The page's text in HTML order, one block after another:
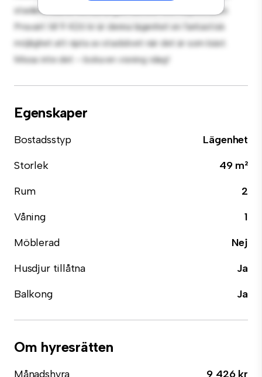
stadens bästa restauranger, butiker och nöjesställen.
Prisvärt till 9 426 kr är denna lägenhet en fantastisk
möjlighet att njuta av stadslivet när det är som bäst.
Missa inte det – boka en visning idag!
Egenskaper
Bostadsstyp
Lägenhet
Storlek
49 m²
Rum
2
Våning
1
Möblerad
Nej
Husdjur tillåtna
Ja
Balkong
Ja
Om hyresrätten
Månadshyra
9 426 kr